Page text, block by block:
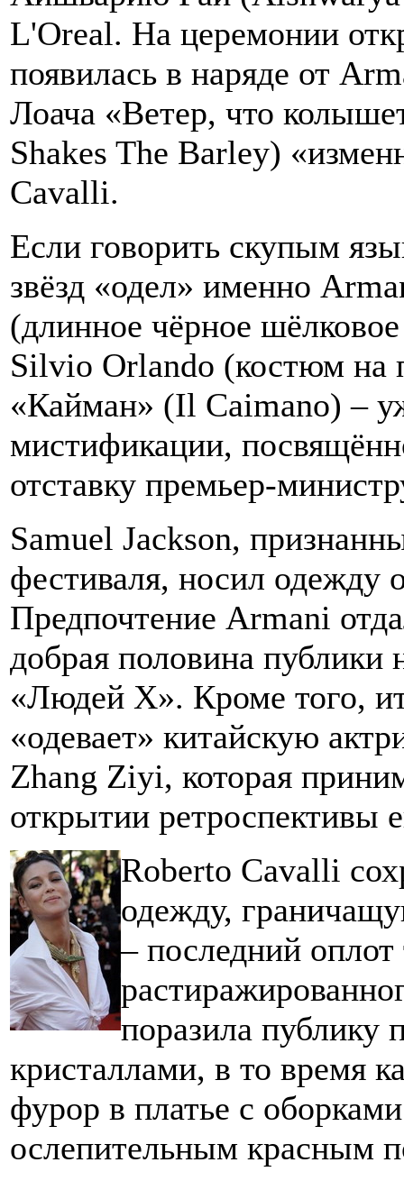
L'Oreal. На церемонии
появилась в наряде от
Лоача «Ветер, что
Shakes The Barley)
Cavalli.
Если говорить скупым
звёзд «одел» именно
(длинное чёрное
Silvio Orlando (костюм на
«Кайман» (Il Caimano) –
мистификации,
отставку премьер-
Samuel Jackson,
фестиваля, носил
Предпочтение Armani
добрая половина публики
«Людей Х». Кроме того,
«одевает» китайскую
Zhang Ziyi, которая
открытии ретроспективы
Roberto Cavalli
одежду,
– последний
поразила
кристаллами, в то время
фурор в платье с
ослепительным красным